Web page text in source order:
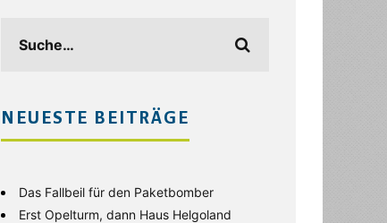
NEUESTE BEITRÄGE
Das Fallbeil für den Paketbomber
Erst Opelturm, dann Haus Helgoland